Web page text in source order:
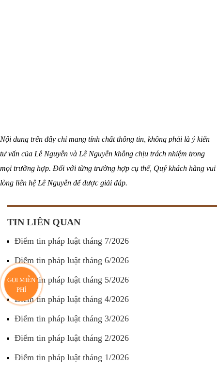
Nội dung trên đây chỉ mang tính chất thông tin, không phải là ý kiến
tư vấn của Lê Nguyễn và Lê Nguyễn không chịu trách nhiệm trong
mọi trường hợp. Đối với từng trường hợp cụ thể, Quý khách hàng vui
lòng liên hệ Lê Nguyễn để được giải đáp.
TIN LIÊN QUAN
Điểm tin pháp luật tháng 7/2026
Điểm tin pháp luật tháng 6/2026
Điểm tin pháp luật tháng 5/2026
Điểm tin pháp luật tháng 4/2026
Điểm tin pháp luật tháng 3/2026
Điểm tin pháp luật tháng 2/2026
Điểm tin pháp luật tháng 1/2026
GỌI MIỄN
PHÍ